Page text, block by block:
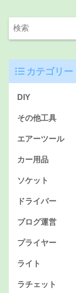
カテゴリー
DIY
その他工具
エアーツール
カー用品
ソケット
ドライバー
ブログ運営
プライヤー
ライト
ラチェット